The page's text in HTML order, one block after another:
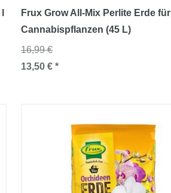
Frux Grow All-Mix Perlite Erde für
Cannabispflanzen (45 L)
16,99 €
13,50 € *